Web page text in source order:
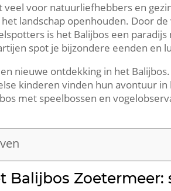
veel voor natuurliefhebbers en
landschap openhouden.​ Door
is het Balijbos een
spot je bijzondere eenden en
nieuwe ontdekking in het
kinderen vinden hun avontuur
met speelbossen en
Balijbos